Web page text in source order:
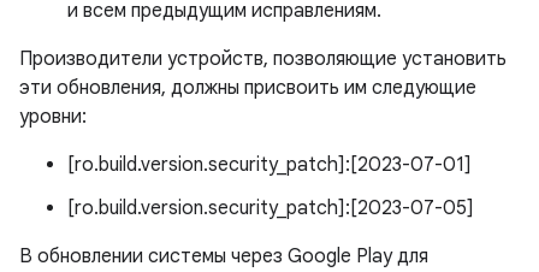
и всем предыдущим исправлениям.
Производители устройств, позволяющие установить
эти обновления, должны присвоить им следующие
уровни:
[ro.build.version.security_patch]:[2023-07-01]
[ro.build.version.security_patch]:[2023-07-05]
В обновлении системы через Google Play для